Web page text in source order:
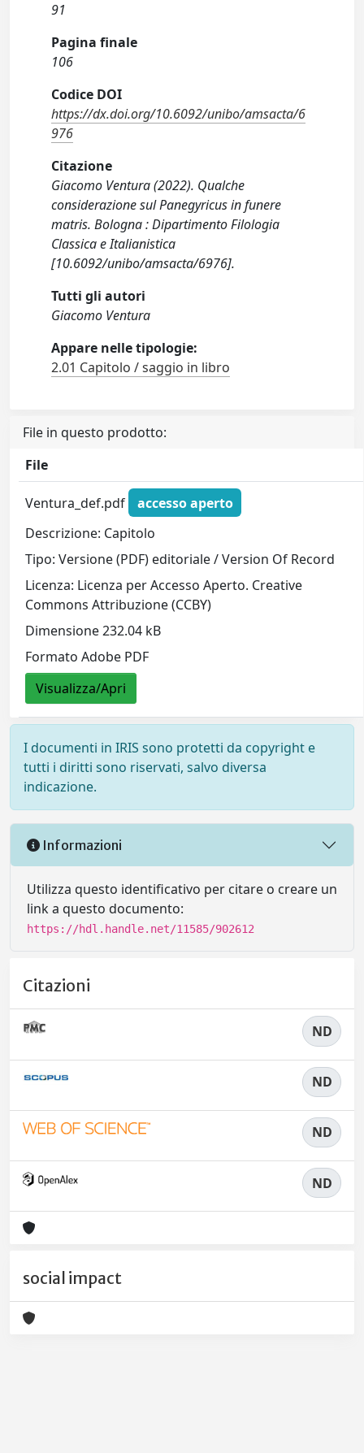
91
Pagina finale
106
Codice DOI
https://dx.doi.org/10.6092/unibo/amsacta/6
976
Citazione
Giacomo Ventura (2022). Qualche
considerazione sul Panegyricus in funere
matris. Bologna : Dipartimento Filologia
Classica e Italianistica
[10.6092/unibo/amsacta/6976].
Tutti gli autori
Giacomo Ventura
Appare nelle tipologie:
2.01 Capitolo / saggio in libro
File in questo prodotto:
File
Ventura_def.pdf
accesso aperto
Descrizione: Capitolo
Tipo: Versione (PDF) editoriale / Version Of Record
Licenza: Licenza per Accesso Aperto. Creative
Commons Attribuzione (CCBY)
Dimensione 232.04 kB
Formato Adobe PDF
Visualizza/Apri
I documenti in IRIS sono protetti da copyright e
tutti i diritti sono riservati, salvo diversa
indicazione.
Informazioni
Utilizza questo identificativo per citare o creare un
link a questo documento:
https://hdl.handle.net/11585/902612
Citazioni
ND
ND
ND
ND
social impact